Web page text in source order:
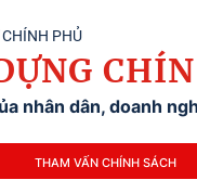
PHỦ
nhân dân, doanh
THAM VẤN CHÍNH SÁCH